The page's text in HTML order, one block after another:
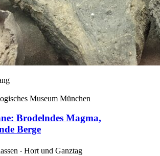
Museum München
Brodelndes Magma,
Berge
‧ Hort und Ganztag